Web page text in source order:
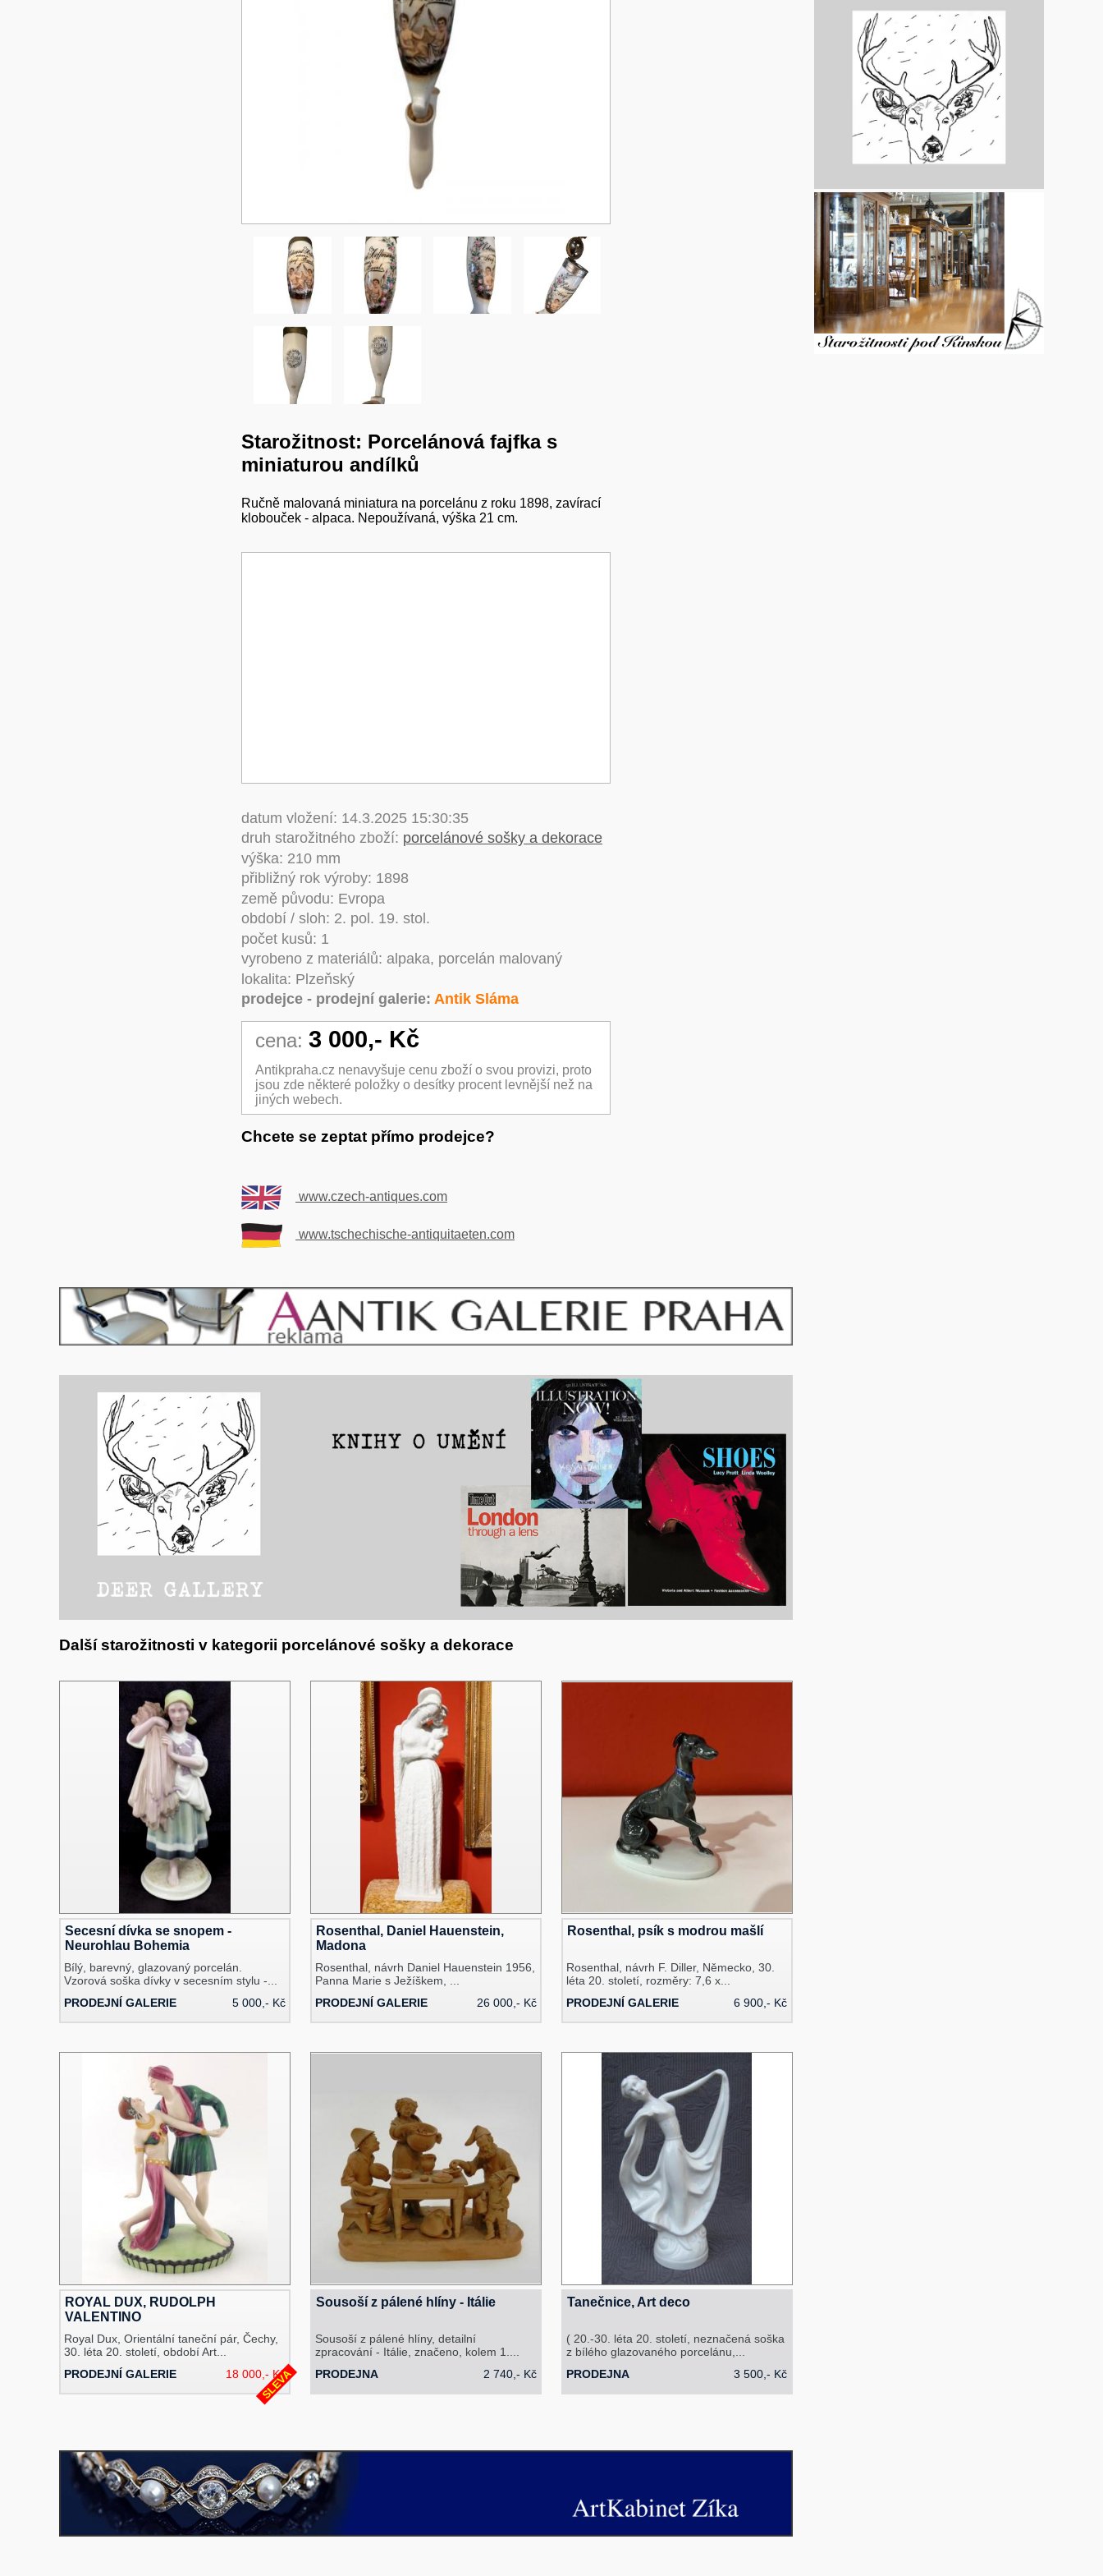
Starožitnost: Porcelánová fajfka s
miniaturou andílků
Ručně malovaná miniatura na porcelánu z roku 1898, zavírací
klobouček - alpaca. Nepoužívaná, výška 21 cm.
datum vložení: 14.3.2025 15:30:35
druh starožitného zboží: porcelánové sošky a dekorace
výška: 210 mm
přibližný rok výroby: 1898
země původu: Evropa
období / sloh: 2. pol. 19. stol.
počet kusů: 1
vyrobeno z materiálů: alpaka, porcelán malovaný
lokalita: Plzeňský
prodejce - prodejní galerie: Antik Sláma
cena: 3 000,- Kč
Antikpraha.cz nenavyšuje cenu zboží o svou provizi, proto
jsou zde některé položky o desítky procent levnější než na
jiných webech.
Chcete se zeptat přímo prodejce?
www.czech-antiques.com
www.tschechische-antiquitaeten.com
Další starožitnosti v kategorii porcelánové sošky a dekorace
Secesní dívka se snopem -
Neurohlau Bohemia
Bílý, barevný, glazovaný porcelán.
Vzorová soška dívky v secesním stylu -...
PRODEJNÍ GALERIE
5 000,- Kč
Rosenthal, Daniel Hauenstein,
Madona
Rosenthal, návrh Daniel Hauenstein 1956,
Panna Marie s Ježíškem, ...
PRODEJNÍ GALERIE
26 000,- Kč
Rosenthal, psík s modrou mašlí
Rosenthal, návrh F. Diller, Německo, 30.
léta 20. století, rozměry: 7,6 x...
PRODEJNÍ GALERIE
6 900,- Kč
ROYAL DUX, RUDOLPH
VALENTINO
Royal Dux, Orientální taneční pár, Čechy,
30. léta 20. století, období Art...
PRODEJNÍ GALERIE
SLEVA
18 000,- Kč
Sousoší z pálené hlíny - Itálie
Sousoší z pálené hlíny, detailní
zpracování - Itálie, značeno, kolem 1....
PRODEJNA
2 740,- Kč
Tanečnice, Art deco
( 20.-30. léta 20. století, neznačená soška
z bílého glazovaného porcelánu,...
PRODEJNA
3 500,- Kč